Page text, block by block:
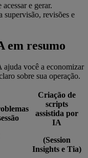
e gerar.
supervisão, revisões e
em resumo
você a economizar
sobre sua operação.
Criação de
scripts
assistida por
IA
(Session
Insights e Tia)